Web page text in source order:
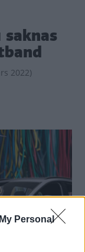
Personal
2022)